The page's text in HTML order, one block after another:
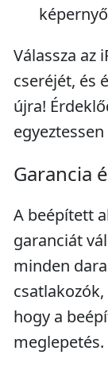
Válassza az
cseréjét, és
újra!
Garancia
A beépített
garanciát
minden
hogy a
meglepetés.